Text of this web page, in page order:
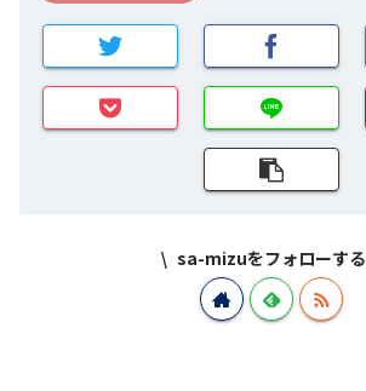
sa-mizuをフォローする